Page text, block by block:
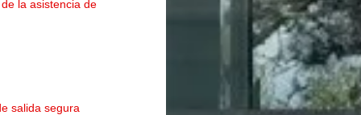
la asistencia de
salida segura